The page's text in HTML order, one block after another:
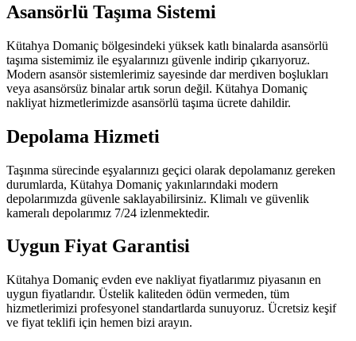
Asansörlü Taşıma Sistemi
Kütahya Domaniç bölgesindeki yüksek katlı binalarda asansörlü
taşıma sistemimiz ile eşyalarınızı güvenle indirip çıkarıyoruz.
Modern asansör sistemlerimiz sayesinde dar merdiven boşlukları
veya asansörsüz binalar artık sorun değil. Kütahya Domaniç
nakliyat hizmetlerimizde asansörlü taşıma ücrete dahildir.
Depolama Hizmeti
Taşınma sürecinde eşyalarınızı geçici olarak depolamanız gereken
durumlarda, Kütahya Domaniç yakınlarındaki modern
depolarımızda güvenle saklayabilirsiniz. Klimalı ve güvenlik
kameralı depolarımız 7/24 izlenmektedir.
Uygun Fiyat Garantisi
Kütahya Domaniç evden eve nakliyat fiyatlarımız piyasanın en
uygun fiyatlarıdır. Üstelik kaliteden ödün vermeden, tüm
hizmetlerimizi profesyonel standartlarda sunuyoruz. Ücretsiz keşif
ve fiyat teklifi için hemen bizi arayın.